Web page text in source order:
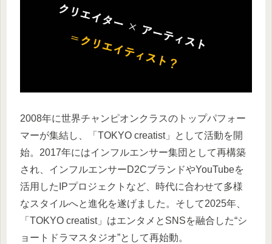
2008年に世界チャンピオンクラスのトップパフォー
マーが集結し、「TOKYO creatist」として活動を開
始。2017年にはインフルエンサー集団として再構築
され、インフルエンサーD2CブランドやYouTubeを
活用したIPプロジェクトなど、時代に合わせて多様
なスタイルへと進化を遂げました。そして2025年、
「TOKYO creatist」はエンタメとSNSを融合した“シ
ョートドラマスタジオ”として再始動。